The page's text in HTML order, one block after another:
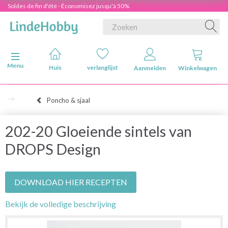
Soldes de fin d'été - Économisez jusqu'à 50%
Navigatie in-/uitschakelen
Menu
Huis verlanglijst Aanmelden Winkelwagen
Poncho & sjaal
202-20 Gloeiende sintels van
DROPS Design
DOWNLOAD HIER RECEPTEN
Bekijk de volledige beschrijving